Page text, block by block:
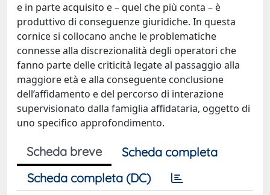
e in parte acquisito e – quel che più conta – è
produttivo di conseguenze giuridiche. In questa
cornice si collocano anche le problematiche
connesse alla discrezionalità degli operatori che
fanno parte delle criticità legate al passaggio alla
maggiore età e alla conseguente conclusione
dell’affidamento e del percorso di interazione
supervisionato dalla famiglia affidataria, oggetto di
uno specifico approfondimento.
Scheda breve
Scheda completa
Scheda completa (DC)